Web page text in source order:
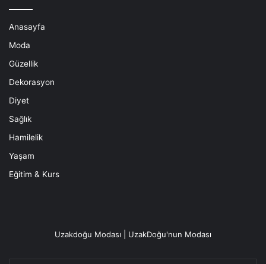
Anasayfa
Moda
Güzellik
Dekorasyon
Diyet
Sağlık
Hamilelik
Yaşam
Eğitim & Kurs
Uzakdoğu Modası | UzakDoğu'nun Modası